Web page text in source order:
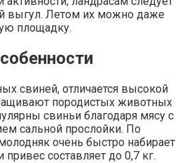
выгул. Летом их можно даже
площадку.
свиней, отличается высокой
породистых животных
свиньи благодаря мясу с
сальной прослойки. По
очень быстро набирает
привес составляет до 0,7 кг.